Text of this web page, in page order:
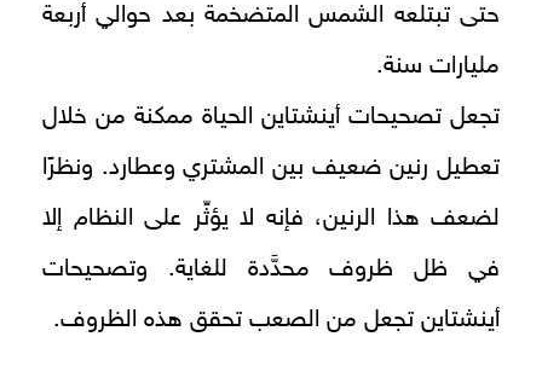
حتى تبتلعه الشمس المتضخمة بعد حوالي أربعة
مليارات سنة.
تجعل تصحيحات أينشتاين الحياة ممكنة من خلال
تعطيل رنين ضعيف بين المشتري وعطارد. ونظرًا
لضعف هذا الرنين، فإنه لا يؤثِّر على النظام إلا
في ظل ظروف محدَّدة للغاية. وتصحيحات
أينشتاين تجعل من الصعب تحقق هذه الظروف.